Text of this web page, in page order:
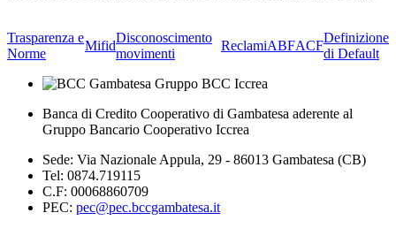
Trasparenza e
Norme
Mifid
Disconoscimento
movimenti
ReclamiABFACF
Definizione
di Default
Banca di Credito Cooperativo di Gambatesa aderente al
Gruppo Bancario Cooperativo Iccrea
Sede: Via Nazionale Appula, 29 - 86013 Gambatesa (CB)
Tel: 0874.719115
C.F: 00068860709
PEC: pec@pec.bccgambatesa.it